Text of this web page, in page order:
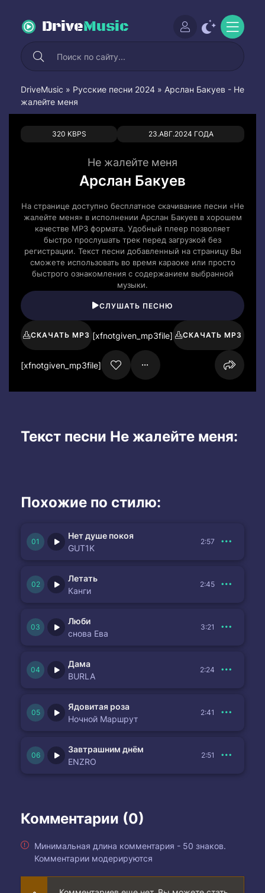
DriveMusic
DriveMusic » Русские песни 2024 » Арслан Бакуев - Не
жалейте меня
320 KBPS 23.АВГ.2024 ГОДА
0 0
Не жалейте меня
Арслан Бакуев
На странице доступно бесплатное скачивание песни «Не
жалейте меня» в исполнении Арслан Бакуев в хорошем
качестве MP3 формата. Удобный плеер позволяет
быстро прослушать трек перед загрузкой без
регистрации. Текст песни добавленный на страницу Вы
сможете использовать во время караоке или просто
быстрого ознакомления с содержанием выбранной
музыки.
СЛУШАТЬ ПЕСНЮ
СКАЧАТЬ MP3 [xfnotgiven_mp3file] СКАЧАТЬ MP3
[xfnotgiven_mp3file]
Текст песни Не жалейте меня:
Похожие по стилю:
Нет душе покоя
GUT1K
2:57
Летать
Канги
2:45
Люби
снова Ева
3:21
Дама
BURLA
2:24
Ядовитая роза
Ночной Маршрут
2:41
Завтрашним днём
ENZRO
2:51
Комментарии (0)
Минимальная длина комментария - 50 знаков.
Комментарии модерируются